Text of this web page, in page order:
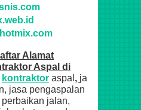
Alamat
Aspal di
kontraktor aspal , ja
jasa pengaspalan
jalan,